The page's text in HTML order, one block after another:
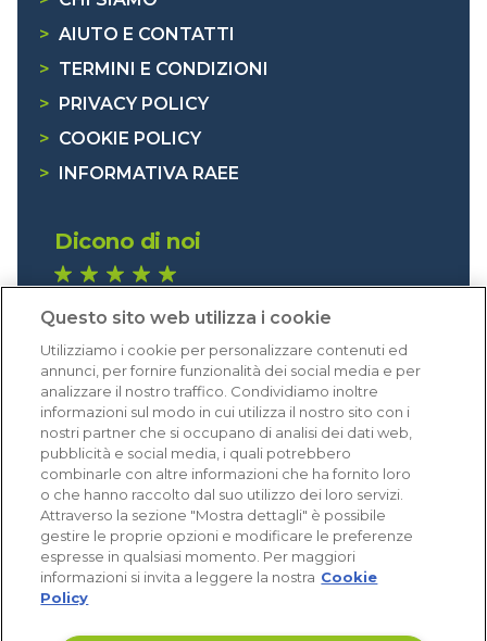
> AIUTO E CONTATTI
> TERMINI E CONDIZIONI
>
PRIVACY POLICY
> COOKIE POLICY
>
INFORMATIVA RAEE
Dicono di noi
Eccellente (4,8)
Acquisti verificati
Questo sito web utilizza i cookie
Utilizziamo i cookie per personalizzare contenuti ed
annunci, per fornire funzionalità dei social media e per
analizzare il nostro traffico. Condividiamo inoltre
informazioni sul modo in cui utilizza il nostro sito con i
nostri partner che si occupano di analisi dei dati web,
pubblicità e social media, i quali potrebbero
combinarle con altre informazioni che ha fornito loro
o che hanno raccolto dal suo utilizzo dei loro servizi.
Attraverso la sezione "Mostra dettagli" è possibile
gestire le proprie opzioni e modificare le preferenze
espresse in qualsiasi momento. Per maggiori
informazioni si invita a leggere la nostra Cookie
Policy